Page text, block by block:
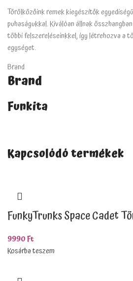
Törölközőink remek kiegészítők
puhaságukkal. Kiválóan állnak
többi felszereléseinkkel, így létrehozva a
egységet.
Brand
Brand
Funkita
Kapcsolódó termékek
FunkyTrunks Space Cadet
9990Ft
Kosárba teszem